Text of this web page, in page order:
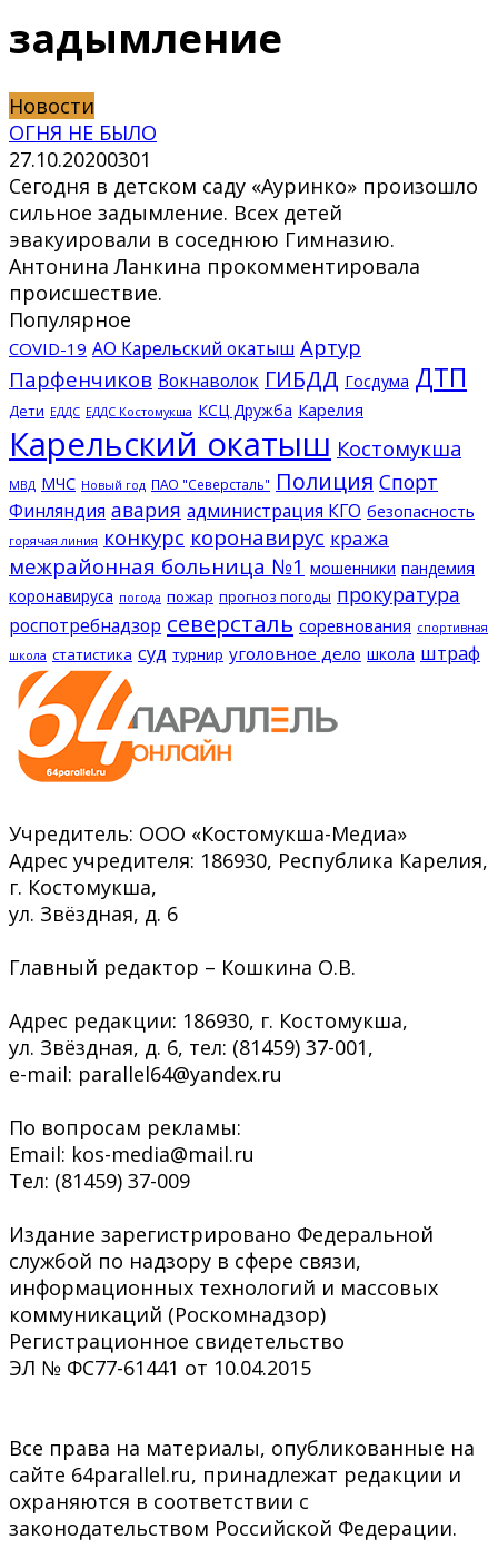
задымление
Новости
ОГНЯ НЕ БЫЛО
27.10.20200301
Сегодня в детском саду «Ауринко» произошло
сильное задымление. Всех детей
эвакуировали в соседнюю Гимназию.
Антонина Ланкина прокомментировала
происшествие.
Популярное
COVID-19 АО Карельский окатыш Артур
Парфенчиков Вокнаволок ГИБДД Госдума ДТП
Дети ЕДДС ЕДДС Костомукша КСЦ Дружба Карелия
Карельский окатыш Костомукша
МВД МЧС Новый год ПАО "Северсталь" Полиция Спорт
Финляндия авария администрация КГО безопасность
горячая линия конкурс коронавирус кража
межрайонная больница №1 мошенники пандемия
коронавируса погода пожар прогноз погоды прокуратура
роспотребнадзор северсталь соревнования спортивная
школа статистика суд турнир уголовное дело школа штраф
Учредитель: ООО «Костомукша-Медиа»
Адрес учредителя: 186930, Республика Карелия,
г. Костомукша,
ул. Звёздная, д. 6
Главный редактор – Кошкина О.В.
Адрес редакции: 186930, г. Костомукша,
ул. Звёздная, д. 6, тел: (81459) 37-001,
e-mail: parallel64@yandex.ru
По вопросам рекламы:
Email: kos-media@mail.ru
Тел: (81459) 37-009
Издание зарегистрировано Федеральной
службой по надзору в сфере связи,
информационных технологий и массовых
коммуникаций (Роскомнадзор)
Регистрационное свидетельство
ЭЛ № ФС77-61441 от 10.04.2015
Все права на материалы, опубликованные на
сайте 64parallel.ru, принадлежат редакции и
охраняются в соответствии с
законодательством Российской Федерации.